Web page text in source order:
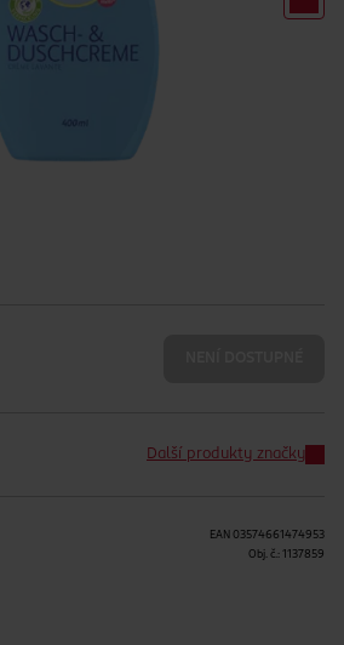
Další produkty značky
EAN 03574661474953
Obj. č.: 1137859